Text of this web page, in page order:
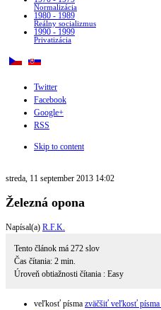
Normalizácia
1980 - 1989
Reálny socializmus
1990 - 1999
Privatizácia
Twitter
Facebook
Google+
RSS
Skip to content
streda, 11 september 2013 14:02
Železná opona
Napísal(a) R.F.K.
Tento článok má 272 slov
Čas čítania: 2 min.
Úroveň obtiažnosti čítania : Easy
veľkosť písma zväčšiť veľkosť písma